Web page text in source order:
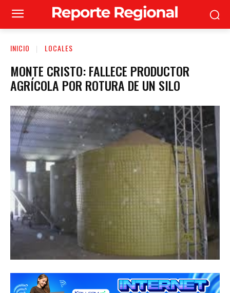
INICIO LOCALES
MONTE CRISTO: FALLECE PRODUCTOR
AGRÍCOLA POR ROTURA DE UN SILO